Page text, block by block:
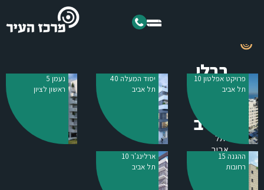
בבלי
27
אביב
"תל
אביב
יא
חביבי
פרויקט אפלטון 10
תל אביב
יסוד המעלה 40
תל אביב
נעמן 5
ראשון לציון
ההגנה 15
רחובות
ארלינג'ר 10
תל אביב